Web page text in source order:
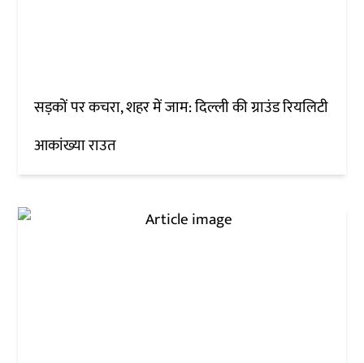
सड़कों पर कचरा, शहर में जाम: दिल्ली की ग्राउंड रियलिटी
आकांख्या राउत